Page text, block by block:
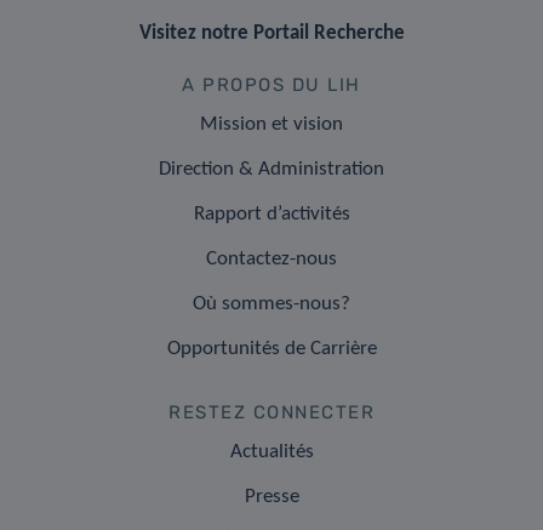
Visitez notre Portail Recherche
A PROPOS DU LIH
Mission et vision
Direction & Administration
Rapport d’activités
Contactez-nous
Où sommes-nous?
Opportunités de Carrière
RESTEZ CONNECTER
Actualités
Presse